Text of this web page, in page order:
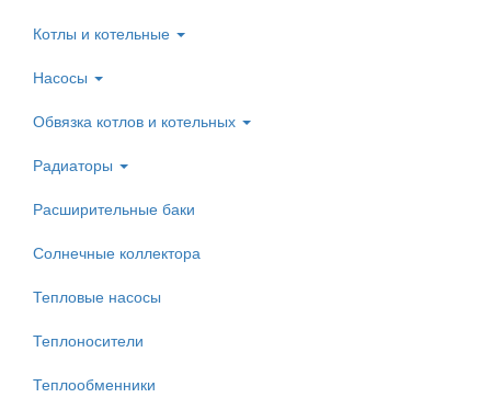
Котлы и котельные
Насосы
Обвязка котлов и котельных
Радиаторы
Расширительные баки
Солнечные коллектора
Тепловые насосы
Теплоносители
Теплообменники